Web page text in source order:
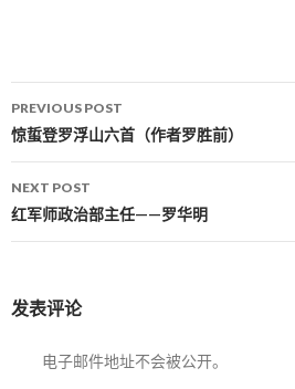
Post navigation
PREVIOUS POST
惊蜇登罗浮山六首（作者罗胜前）
NEXT POST
红军师政治部主任——罗华明
发表评论
电子邮件地址不会被公开。